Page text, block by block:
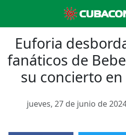
Euforia
fanáticos de
su concierto
jueves, 27 de junio de